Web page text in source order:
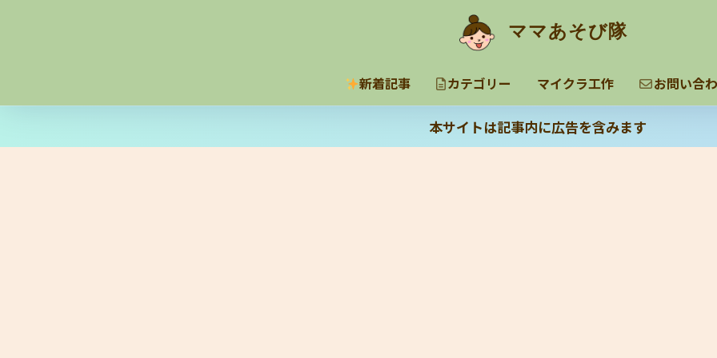
ママあそび隊
新着記事 カテゴリー マイクラ工作 お問い合
本サイトは記事内に広告を含みます